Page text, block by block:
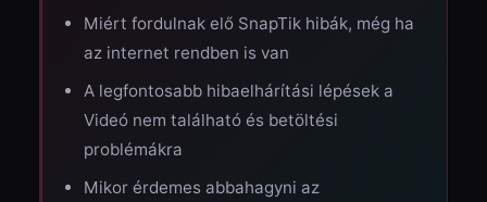
Miért fordulnak elő SnapTik hibák, még ha
az internet rendben is van
A legfontosabb hibaelhárítási lépések a
Videó nem található és betöltési
problémákra
Mikor érdemes abbahagyni az